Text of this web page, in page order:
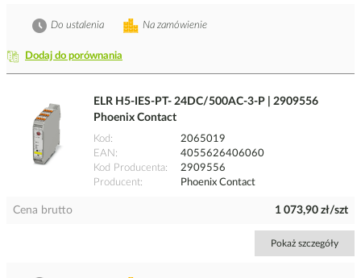
Dodaj do porównania
Na zamówienie
Do ustalenia
ELR H5-IES-PT- 24DC/500AC-3-P | 2909556
Phoenix Contact
Kod
2065019
EAN
4055626406060
Kod Producenta
2909556
Producent
Phoenix Contact
Cena brutto 1 073,90 zł/szt
Pokaż szczegóły